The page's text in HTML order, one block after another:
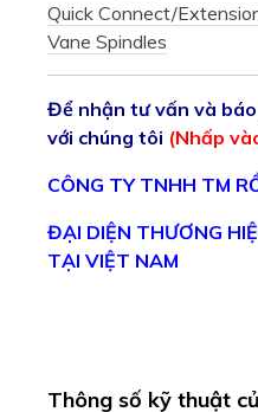
Quick Connect/
Vane Spindles
Để nhận tư vấn và
với chúng tôi (Nhấp
CÔNG TY TNHH TM
ĐẠI DIỆN THƯƠNG
TẠI VIỆT NAM
Thông số kỹ thuật